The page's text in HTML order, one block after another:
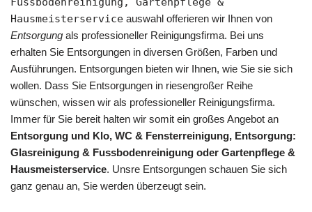
Hausmeisterservice auswahl offerieren wir Ihnen von
Entsorgung als professioneller Reinigungsfirma. Bei uns
erhalten Sie Entsorgungen in diversen Größen, Farben und
Ausführungen. Entsorgungen bieten wir Ihnen, wie Sie sie sich
wollen. Dass Sie Entsorgungen in riesengroßer Reihe
wünschen, wissen wir als professioneller Reinigungsfirma.
Immer für Sie bereit halten wir somit ein großes Angebot an
Entsorgung und Klo, WC & Fensterreinigung, Entsorgung:
Glasreinigung & Fussbodenreinigung oder Gartenpflege &
Hausmeisterservice. Unsre Entsorgungen schauen Sie sich
ganz genau an, Sie werden überzeugt sein.